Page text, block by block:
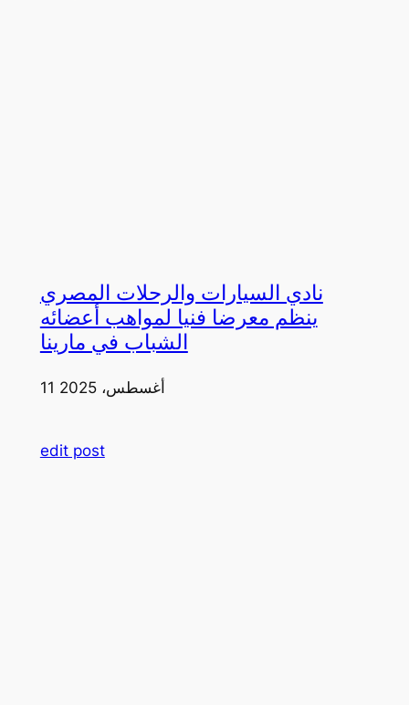
نادي السيارات والرحلات المصري
ينظم معرضا فنيا لمواهب أعضائه
الشباب في مارينا
11 أغسطس، 2025
edit post